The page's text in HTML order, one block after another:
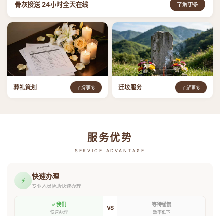
骨灰接送 24小时全天在线 了解更多
葬礼策划 了解更多 迁坟服务 了解更多
服务优势
SERVICE ADVANTAGE
⚡ 快速办理
专业人员协助快速办理
✓ 我们
快速办理
VS 等待缓慢
效率低下